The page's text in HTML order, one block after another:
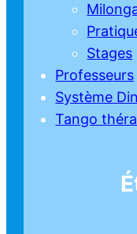
Stages
Professeurs
Système
Tango